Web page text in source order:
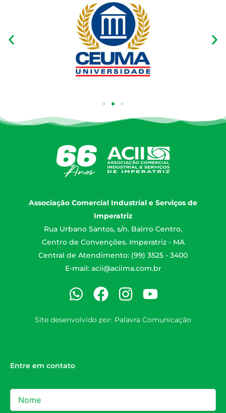
Associação Comercial Industrial e Serviços de
Imperatriz
Rua Urbano Santos, s/n. Bairro Centro,
Centro de Convenções. Imperatriz - MA
Central de Atendimento: (99) 3525 - 3400
E-mail: acii@aciima.com.br
Site desenvolvido por: Palavra Comunicação
Entre em contato